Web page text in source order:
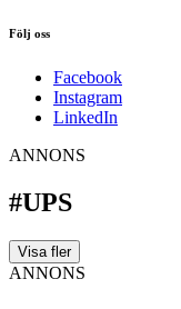
Följ oss
Facebook
Instagram
LinkedIn
ANNONS
#UPS
Visa fler
ANNONS